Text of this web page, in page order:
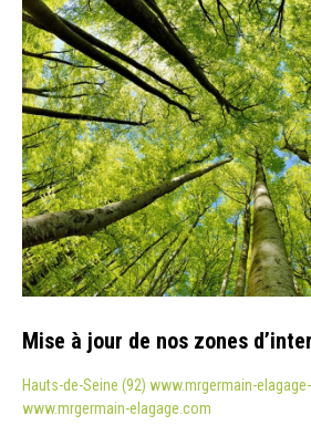
Mise à jour de nos zones
Hauts-de-Seine (92) www.mrgermain-
www.mrgermain-elagage.com